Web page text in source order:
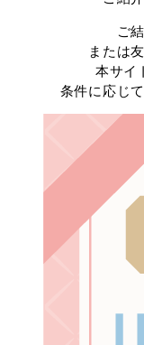
ご
または
本サイ
条件に応じ